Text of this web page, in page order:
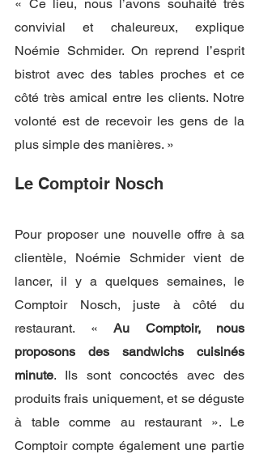
« Ce lieu, nous l’avons souhaité très
convivial et chaleureux, explique
Noémie Schmider. On reprend l’esprit
bistrot avec des tables proches et ce
côté très amical entre les clients. Notre
volonté est de recevoir les gens de la
plus simple des manières. »
Le Comptoir Nosch
Pour proposer une nouvelle offre à sa
clientèle, Noémie Schmider vient de
lancer, il y a quelques semaines, le
Comptoir Nosch, juste à côté du
restaurant. « Au Comptoir, nous
proposons des sandwichs cuisinés
minute. Ils sont concoctés avec des
produits frais uniquement, et se déguste
à table comme au restaurant ». Le
Comptoir compte également une partie